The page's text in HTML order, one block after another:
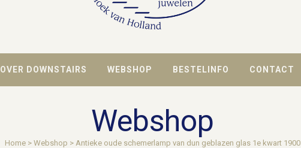
OVER DOWNSTAIRS WEBSHOP BESTELINFO CONTACT
Webshop
Home> Webshop > Antieke oude schemerlamp van dun geblazen glas 1e kwart 1900